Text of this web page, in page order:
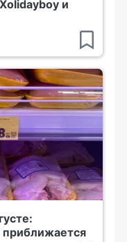
и
приближается